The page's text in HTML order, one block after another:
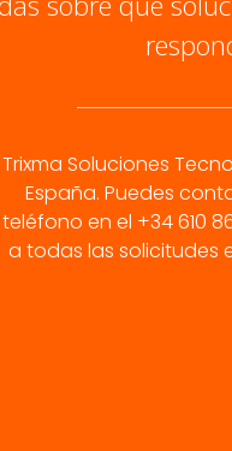
Trixma Soluciones
España. Puedes
teléfono en el +34 610
a todas las solicitudes